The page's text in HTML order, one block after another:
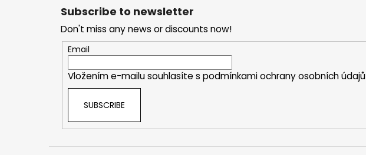
Subscribe to newsletter
Don't miss any news or discounts now!
Email
Vložením e-mailu souhlasíte s podmínkami ochrany osobních údajů
SUBSCRIBE